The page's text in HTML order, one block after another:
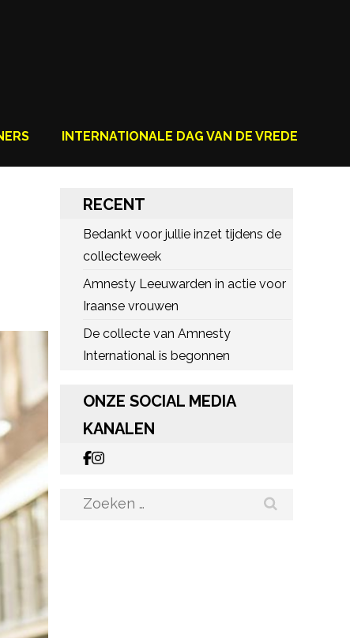
INTERNATIONALE DAG VAN DE VREDE
RECENT
Bedankt voor jullie inzet tijdens de
collecteweek
Amnesty Leeuwarden in actie voor
Iraanse vrouwen
De collecte van Amnesty
International is begonnen
ONZE SOCIAL MEDIA
KANALEN
Zoeken